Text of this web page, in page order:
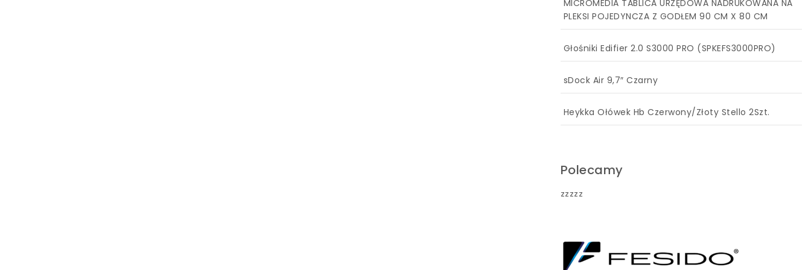
MICROMEDIA TABLICA URZĘDOWA NADRUKOWANA NA
PLEKSI POJEDYNCZA Z GODŁEM 90 CM X 80 CM
Głośniki Edifier 2.0 S3000 PRO (SPKEFS3000PRO)
sDock Air 9,7″ Czarny
Heykka Ołówek Hb Czerwony/Złoty Stello 2Szt.
Polecamy
zzzzz